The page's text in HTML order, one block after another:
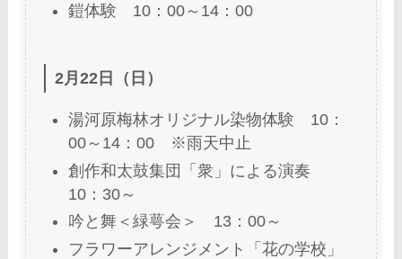
鎧体験 10：00～14：00
2月22日（日）
湯河原梅林オリジナル染物体験 10：
00～14：00 ※雨天中止
創作和太鼓集団「衆」による演奏
10：30～
吟と舞＜緑萼会＞ 13：00～
フラワーアレンジメント「花の学校」